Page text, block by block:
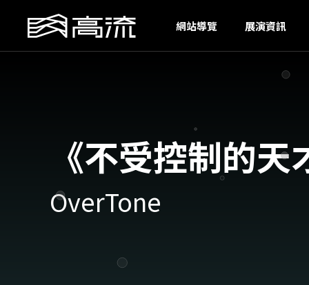
網站導覽 展演資訊
《不受控制的
OverTone